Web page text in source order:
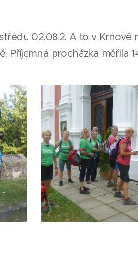
02.08.2. A to v Krnově
Příjemná procházka měřila